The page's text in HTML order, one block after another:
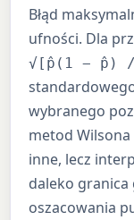
Błąd
ufności. Dla
√[p̂(1 − p̂)
wybranego
metod
inne, lecz
daleko granica
oszacowania